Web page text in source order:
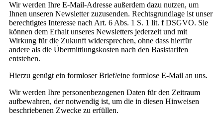
Wir werden Ihre E-Mail-Adresse außerdem dazu nutzen, um
Ihnen unseren Newsletter zuzusenden. Rechtsgrundlage ist unser
berechtigtes Interesse nach Art. 6 Abs. 1 S. 1 lit. f DSGVO. Sie
können dem Erhalt unseres Newsletters jederzeit und mit
Wirkung für die Zukunft widersprechen, ohne dass hierfür
andere als die Übermittlungskosten nach den Basistarifen
entstehen.
Hierzu genügt ein formloser Brief/eine formlose E-Mail an uns.
Wir werden Ihre personenbezogenen Daten für den Zeitraum
aufbewahren, der notwendig ist, um die in diesen Hinweisen
beschriebenen Zwecke zu erfüllen.